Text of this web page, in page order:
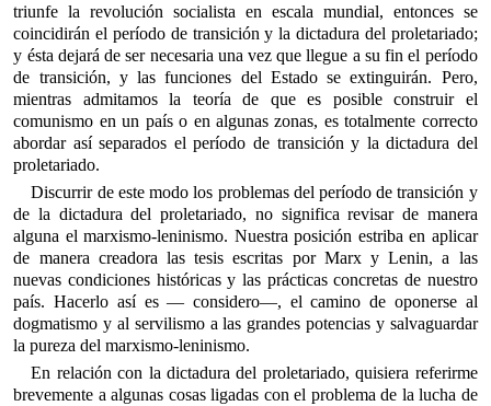
triunfe la revolución socialista en escala mundial, entonces se
coincidirán el período de transición y la dictadura del proletariado;
y ésta dejará de ser necesaria una vez que llegue a su fin el período
de transición, y las funciones del Estado se extinguirán. Pero,
mientras admitamos la teoría de que es posible construir el
comunismo en un país o en algunas zonas, es totalmente correcto
abordar así separados el período de transición y la dictadura del
proletariado.
Discurrir de este modo los problemas del período de transición y
de la dictadura del proletariado, no significa revisar de manera
alguna el marxismo-leninismo. Nuestra posición estriba en aplicar
de manera creadora las tesis escritas por Marx y Lenin, a las
nuevas condiciones históricas y las prácticas concretas de nuestro
país. Hacerlo así es — considero—, el camino de oponerse al
dogmatismo y al servilismo a las grandes potencias y salvaguardar
la pureza del marxismo-leninismo.
En relación con la dictadura del proletariado, quisiera referirme
brevemente a algunas cosas ligadas con el problema de la lucha de